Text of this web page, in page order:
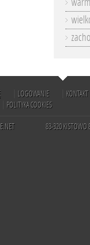
LOGOWANIE KONTAKT
POLITYKA COOKIES
83-320 KISTOWO